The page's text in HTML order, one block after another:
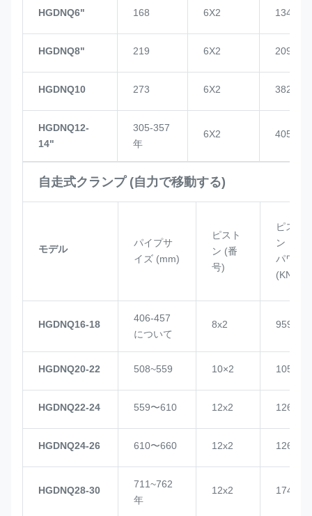
HGDNQ6" 168 6X2 134
HGDNQ8" 219 6X2 209
HGDNQ10 273 6X2 382
HGDNQ12-
14"
305-357
年
6X2 405
自走式クランプ (自力で移動する)
モデル
パイプサ
イズ (mm)
ピスト
ン (番
号)
ピスト
ン
パワー
(KN)
HGDNQ16-18
406-457
について
8x2 959
HGDNQ20-22 508~559 10×2 1057
HGDNQ22-24 559〜610 12x2 1268
HGDNQ24-26 610〜660 12x2 1268
HGDNQ28-30
711~762
年
12x2 1748